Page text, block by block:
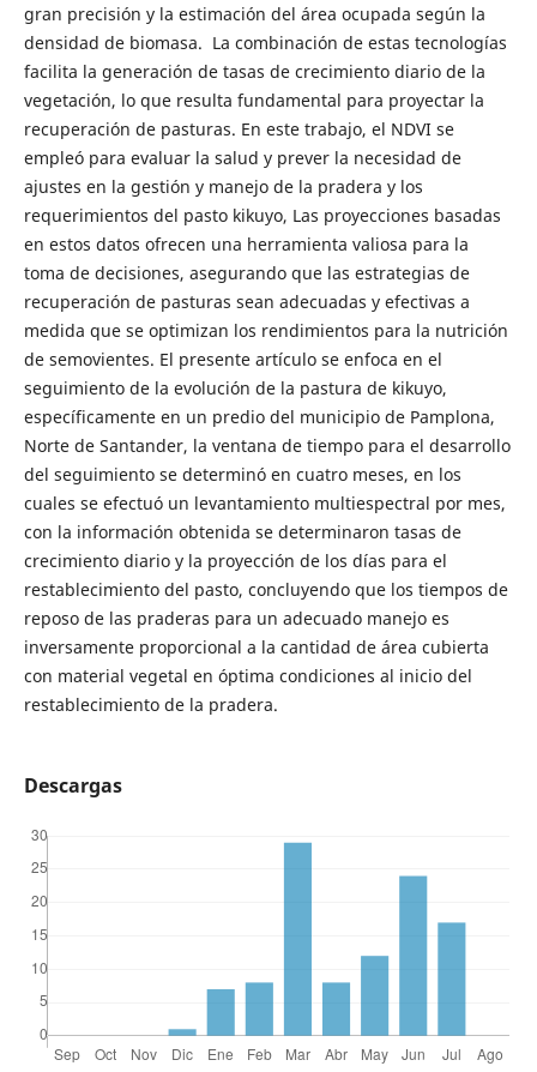
gran precisión y la estimación del área ocupada según la
densidad de biomasa. La combinación de estas tecnologías
facilita la generación de tasas de crecimiento diario de la
vegetación, lo que resulta fundamental para proyectar la
recuperación de pasturas. En este trabajo, el NDVI se
empleó para evaluar la salud y prever la necesidad de
ajustes en la gestión y manejo de la pradera y los
requerimientos del pasto kikuyo, Las proyecciones basadas
en estos datos ofrecen una herramienta valiosa para la
toma de decisiones, asegurando que las estrategias de
recuperación de pasturas sean adecuadas y efectivas a
medida que se optimizan los rendimientos para la nutrición
de semovientes. El presente artículo se enfoca en el
seguimiento de la evolución de la pastura de kikuyo,
específicamente en un predio del municipio de Pamplona,
Norte de Santander, la ventana de tiempo para el desarrollo
del seguimiento se determinó en cuatro meses, en los
cuales se efectuó un levantamiento multiespectral por mes,
con la información obtenida se determinaron tasas de
crecimiento diario y la proyección de los días para el
restablecimiento del pasto, concluyendo que los tiempos de
reposo de las praderas para un adecuado manejo es
inversamente proporcional a la cantidad de área cubierta
con material vegetal en óptima condiciones al inicio del
restablecimiento de la pradera.
Descargas